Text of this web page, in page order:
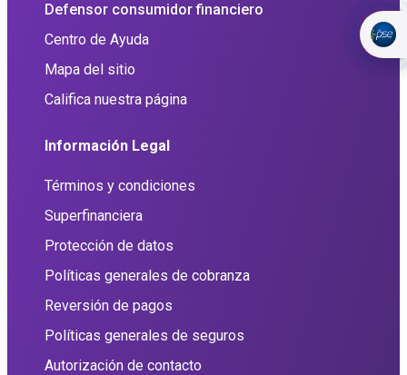
Defensor consumidor financiero
Centro de Ayuda
Mapa del sitio
Califica nuestra página
Información Legal
Términos y condiciones
Superfinanciera
Protección de datos
Políticas generales de cobranza
Reversión de pagos
Políticas generales de seguros
Autorización de contacto